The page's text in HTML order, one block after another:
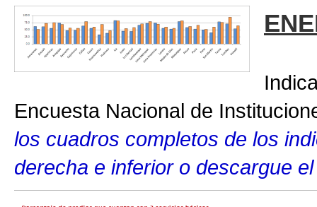
Encuesta Nacional de
los cuadros completos de los
derecha e inferior o descargue